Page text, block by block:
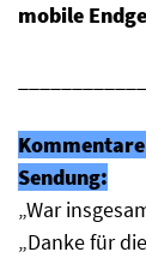
mobile
Sendung:
„War
„Danke für